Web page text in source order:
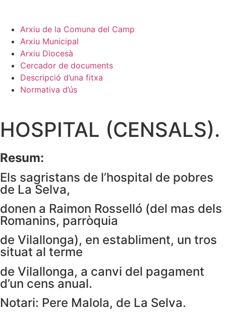
Arxiu de la Comuna del Camp
Arxiu Municipal
Arxiu Diocesà
Cercador de documents
Descripció d’una fitxa
Normativa d’ús
HOSPITAL (CENSALS).
Resum:
Els sagristans de l’hospital de pobres
de La Selva,
donen a Raimon Rosselló (del mas dels
Romanins, parròquia
de Vilallonga), en establiment, un tros
situat al terme
de Vilallonga, a canvi del pagament
d’un cens anual.
Notari: Pere Malola, de La Selva.